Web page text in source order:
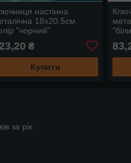
настінна
18х20.5см.
"чорний"
₴
Купити
за рік